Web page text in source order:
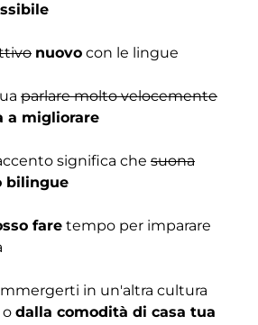
nuovo con le lingue
parlare molto velocemente
a migliorare
significa che suona
bilingue
fare tempo per imparare
in un'altra cultura
o dalla comodità di casa tua